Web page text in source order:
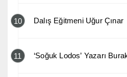
10 Dalış Eğitmeni Uğur Çınar
11 ‘Soğuk Lodos’ Yazarı